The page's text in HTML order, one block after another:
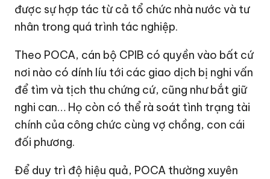
được sự hợp tác từ cả tổ chức nhà nước và tư
nhân trong quá trình tác nghiệp.
Theo POCA, cán bộ CPIB có quyền vào bất cứ
nơi nào có dính líu tới các giao dịch bị nghi vấn
để tìm và tịch thu chứng cứ, cũng như bắt giữ
nghi can… Họ còn có thể rà soát tình trạng tài
chính của công chức cùng vợ chồng, con cái
đối phương.
Để duy trì độ hiệu quả, POCA thường xuyên